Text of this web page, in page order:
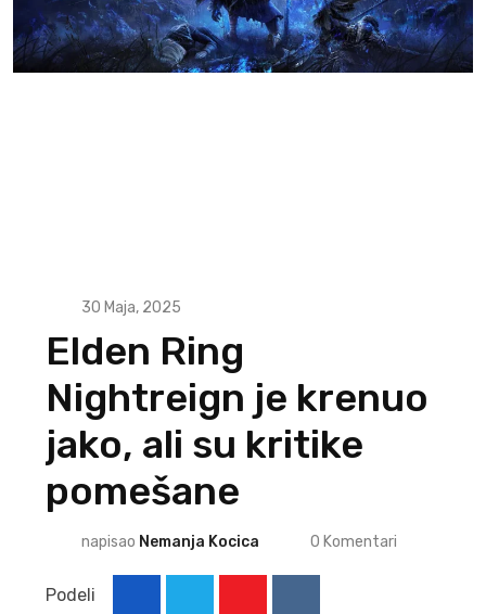
30 Maja, 2025
Elden Ring
Nightreign je krenuo
jako, ali su kritike
pomešane
napisao Nemanja Kocica 0 Komentari
Podeli